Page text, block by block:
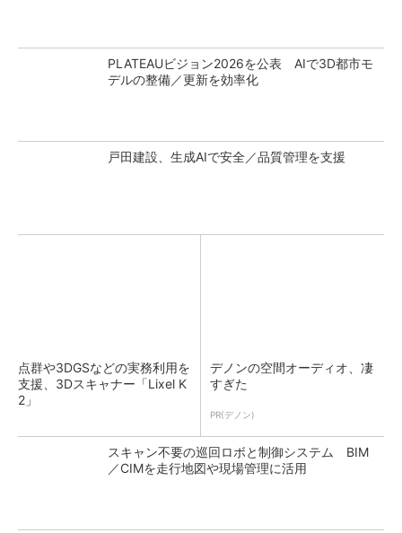
PLATEAUビジョン2026を公表 AIで3D都市モ
デルの整備／更新を効率化
戸田建設、生成AIで安全／品質管理を支援
点群や3DGSなどの実務利用を
支援、3Dスキャナー「Lixel K
2」
デノンの空間オーディオ、凄
すぎた
PR(デノン)
スキャン不要の巡回ロボと制御システム BIM
／CIMを走行地図や現場管理に活用